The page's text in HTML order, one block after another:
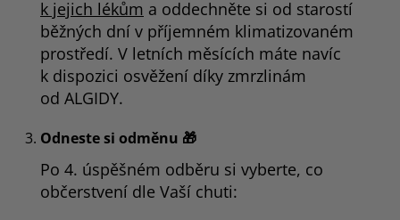
k jejich lékům a oddechněte si od starostí
běžných dní v příjemném klimatizovaném
prostředí. V letních měsících máte navíc
k dispozici osvěžení díky zmrzlinám
od ALGIDY.
Odneste si odměnu 🎁
Po 4. úspěšném odběru si vyberte, co
občerstvení dle Vaší chuti: